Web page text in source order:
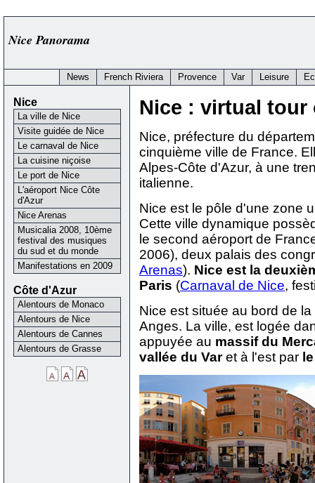
Nice Panorama
News French Riviera Provence Var Leisure
Nice : virtual tour
Nice, préfecture du
cinquième ville de France.
Alpes-Côte d'Azur, à une
italienne.
Nice est le pôle d'une zone
Cette ville dynamique
le second aéroport de
2006), deux palais des
Arenas). Nice est la
Paris (Carnaval de Nice,
Nice est située au bord de
Anges. La ville, est logée
appuyée au massif du
vallée du Varet à l'est par
Nice
La ville de Nice
Visite guidée de Nice
Le carnaval de Nice
La cuisine niçoise
Le port de Nice
L'aéroport Nice Côte
d'Azur
Nice Arenas
Musicalia 2008, 10ème
festival des musiques
du sud et du monde
Manifestations en 2009
Côte d'Azur
Alentours de Monaco
Alentours de Nice
Alentours de Cannes
Alentours de Grasse